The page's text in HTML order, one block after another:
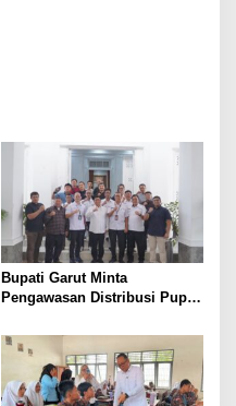
Bupati Garut Minta
Pengawasan Distribusi Pupuk
Pendaftaran RDKK
Dioptimalkan